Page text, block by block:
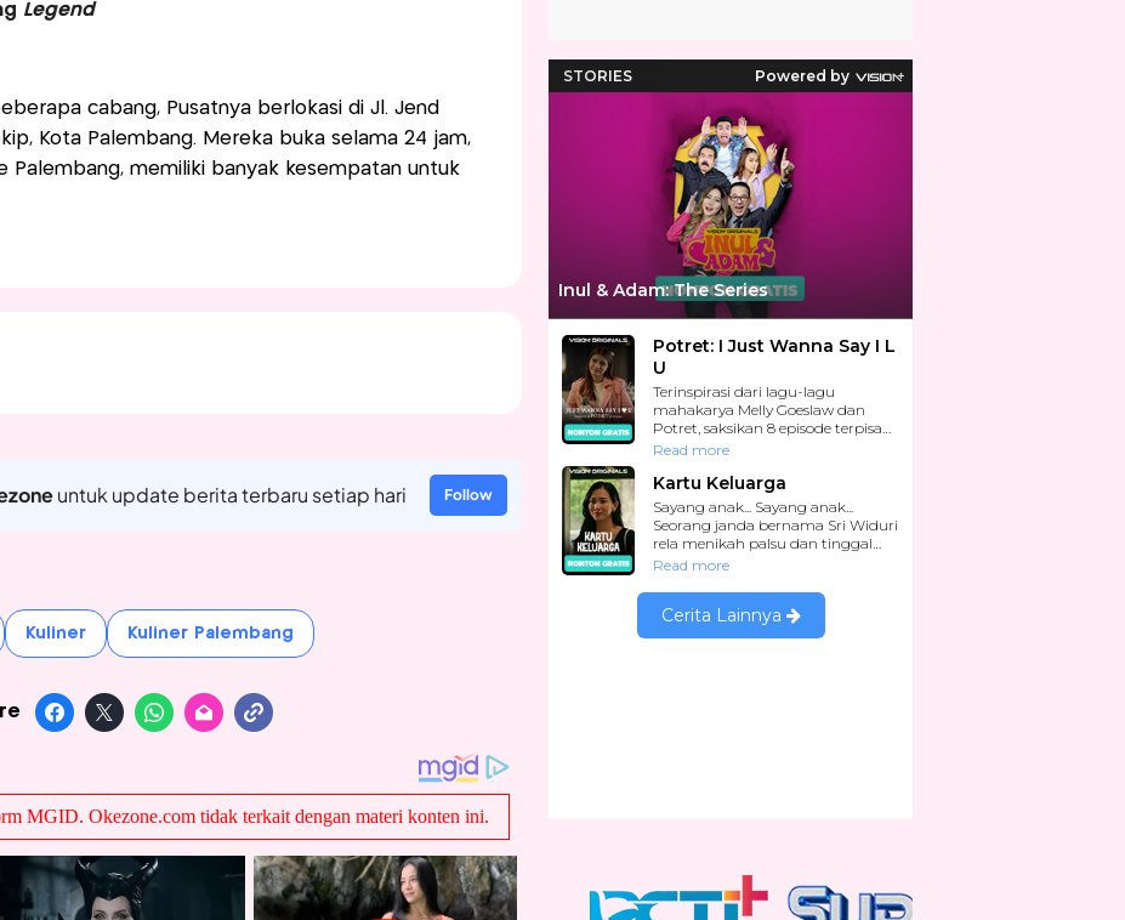
Legend
cabang, Pusatnya berlokasi di Jl. Jend
Kota Palembang. Mereka buka selama 24 jam,
Palembang, memiliki banyak kesempatan untuk
untuk update berita terbaru setiap hari Follow
Kuliner Kuliner Palembang